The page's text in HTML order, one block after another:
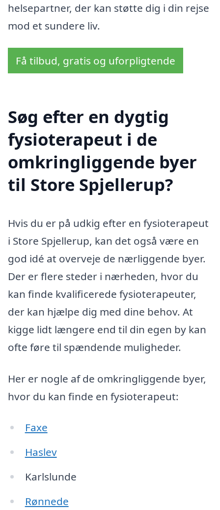
helsepartner, der kan støtte dig i din rejse
mod et sundere liv.
Få tilbud, gratis og uforpligtende
Søg efter en dygtig
fysioterapeut i de
omkringliggende byer
til Store Spjellerup?
Hvis du er på udkig efter en fysioterapeut
i Store Spjellerup, kan det også være en
god idé at overveje de nærliggende byer.
Der er flere steder i nærheden, hvor du
kan finde kvalificerede fysioterapeuter,
der kan hjælpe dig med dine behov. At
kigge lidt længere end til din egen by kan
ofte føre til spændende muligheder.
Her er nogle af de omkringliggende byer,
hvor du kan finde en fysioterapeut:
Faxe
Haslev
Karlslunde
Rønnede